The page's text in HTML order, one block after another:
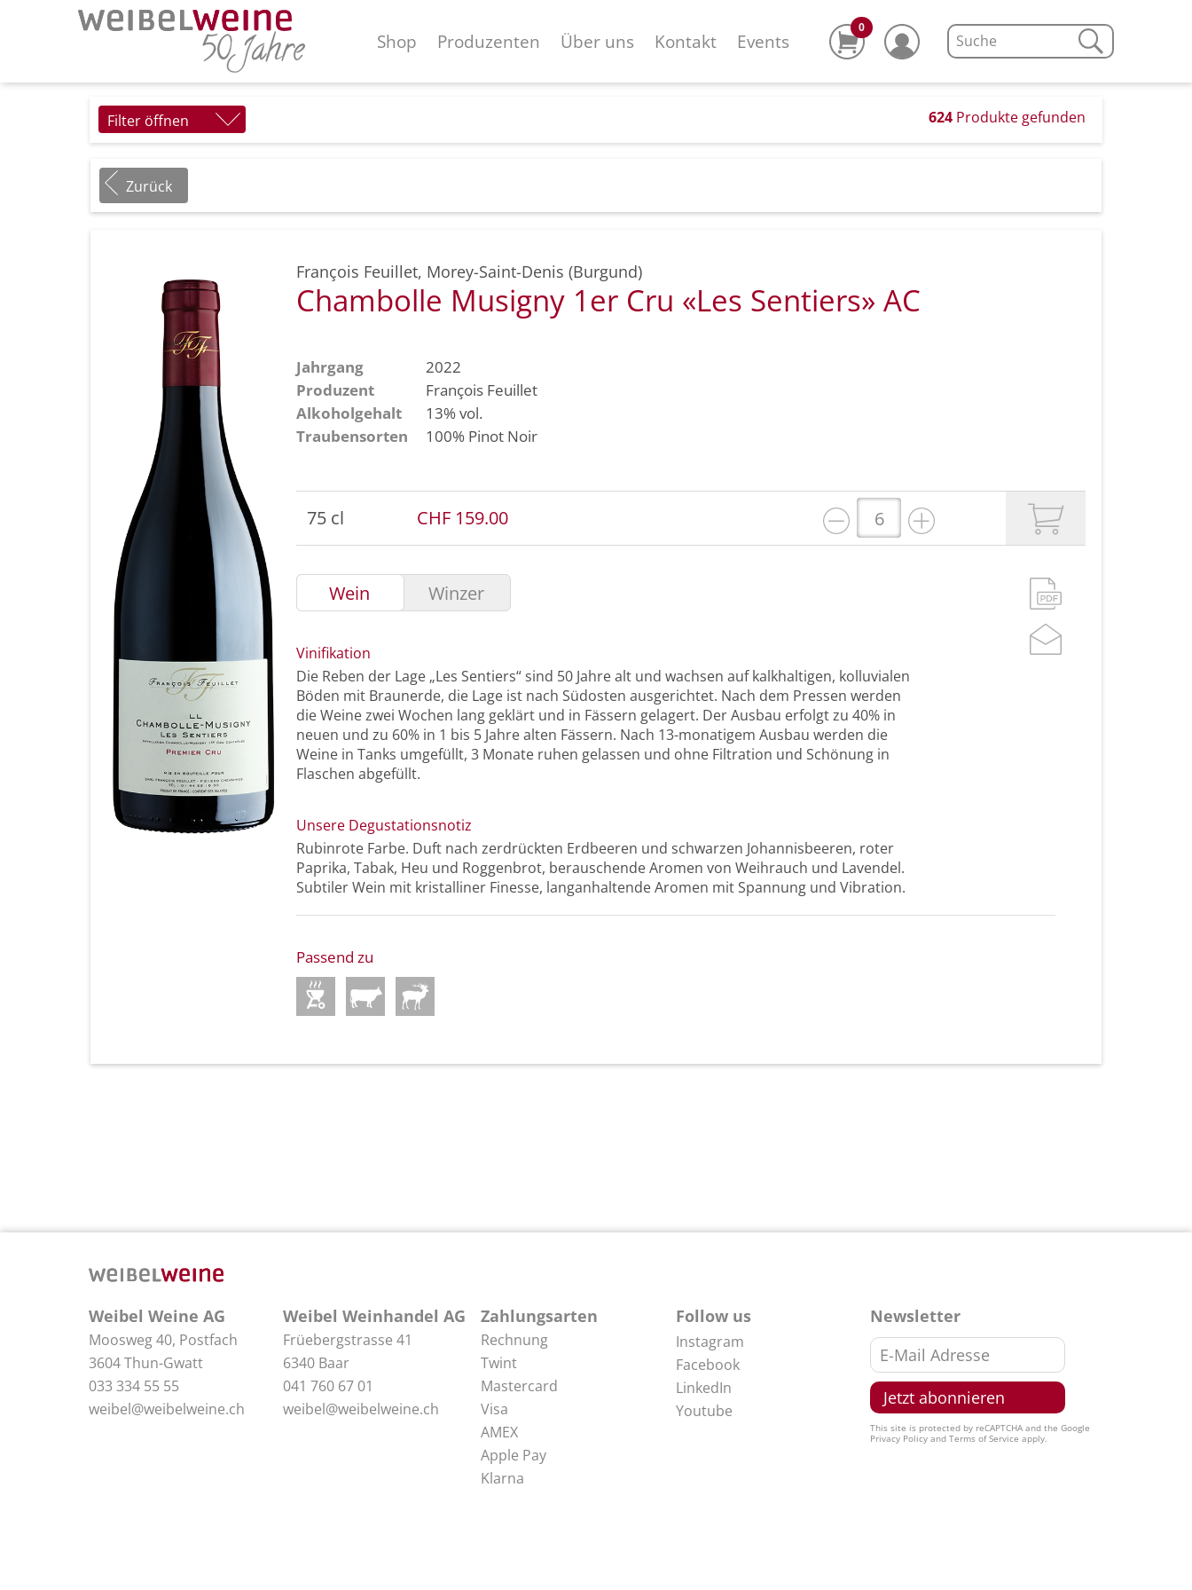
Shop Produzenten Über uns Kontakt Events
0
Filter öffnen 624 Produkte gefunden
Zurück
François Feuillet, Morey-Saint-Denis (Burgund)
Chambolle Musigny 1er Cru «Les Sentiers» AC
Jahrgang
2022
Produzent
François Feuillet
Alkoholgehalt
13% vol.
Traubensorten
100% Pinot Noir
75 cl CHF 159.00
Wein Winzer
Vinifikation
Die Reben der Lage „Les Sentiers“ sind 50 Jahre alt und wachsen auf kalkhaltigen, kolluvialen
Böden mit Braunerde, die Lage ist nach Südosten ausgerichtet. Nach dem Pressen werden
die Weine zwei Wochen lang geklärt und in Fässern gelagert. Der Ausbau erfolgt zu 40% in
neuen und zu 60% in 1 bis 5 Jahre alten Fässern. Nach 13-monatigem Ausbau werden die
Weine in Tanks umgefüllt, 3 Monate ruhen gelassen und ohne Filtration und Schönung in
Flaschen abgefüllt.
Unsere Degustationsnotiz
Rubinrote Farbe. Duft nach zerdrückten Erdbeeren und schwarzen Johannisbeeren, roter
Paprika, Tabak, Heu und Roggenbrot, berauschende Aromen von Weihrauch und Lavendel.
Subtiler Wein mit kristalliner Finesse, langanhaltende Aromen mit Spannung und Vibration.
Passend zu
Weibel Weine AG
Moosweg 40, Postfach
3604 Thun-Gwatt
033 334 55 55
weibel@weibelweine.ch
Weibel Weinhandel AG
Früebergstrasse 41
6340 Baar
041 760 67 01
weibel@weibelweine.ch
Zahlungsarten
Rechnung
Twint
Mastercard
Visa
AMEX
Apple Pay
Klarna
Follow us
Instagram
Facebook
LinkedIn
Youtube
Newsletter
This site is protected by reCAPTCHA and the Google
Privacy Policyand Terms of Service apply.